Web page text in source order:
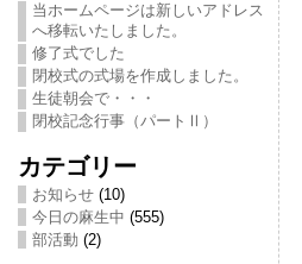
当ホームページは新しいアドレス
へ移転いたしました。
修了式でした
閉校式の式場を作成しました。
生徒朝会で・・・
閉校記念行事（パートⅡ）
カテゴリー
お知らせ(10)
今日の麻生中 (555)
部活動 (2)